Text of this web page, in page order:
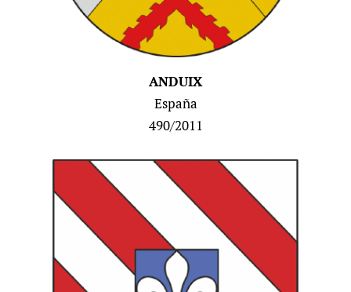
ANDUIX
España
490/2011